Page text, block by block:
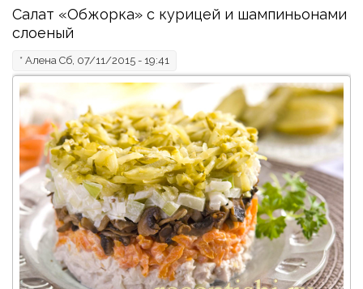
Салат «Обжорка» с курицей и шампиньонами
слоеный
* Алена Сб, 07/11/2015 - 19:41